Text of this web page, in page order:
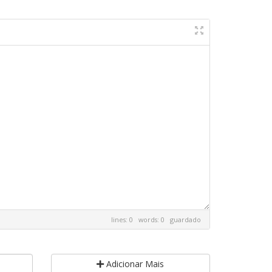
lines: 0 words: 0 guardado
Adicionar Mais